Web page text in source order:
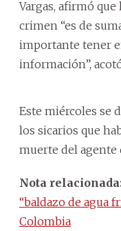
Vargas, afirmó
crimen “es de
importante tener
información”,
Este miércoles se
los sicarios que
muerte del
Nota
“baldazo de agua
Colombia